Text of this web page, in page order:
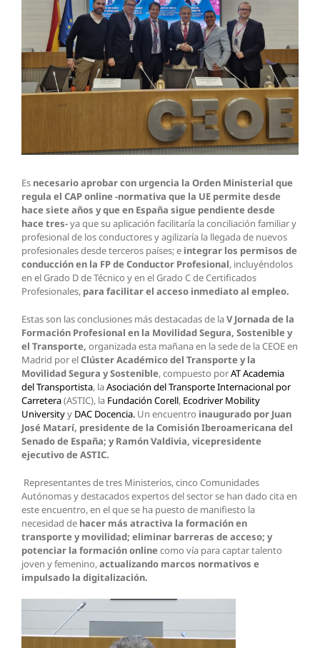
Es necesario aprobar con urgencia la Orden Ministerial que
regula el CAP online -normativa que la UE permite desde
hace siete años y que en España sigue pendiente desde
hace tres-ya que su aplicación facilitaría la conciliación familiar y
profesional de los conductores y agilizaría la llegada de nuevos
profesionales desde terceros países; e integrar los permisos de
conducción en la FP de Conductor Profesional, incluyéndolos
en el Grado D de Técnico y en el Grado C de Certificados
Profesionales, para facilitar el acceso inmediato al empleo.
Estas son las conclusiones más destacadas de laV Jornada de la
Formación Profesional en la Movilidad Segura, Sostenible y
el Transporte, organizada esta mañana en la sede de la CEOE en
Madrid por elClúster Académico del Transporte y la
Movilidad Segura y Sostenible, compuesto porAT Academia
del Transportista, laAsociación del Transporte Internacional por
Carretera(ASTIC), la Fundación Corell, Ecodriver Mobility
Universityy DAC Docencia. Un encuentro inaugurado por Juan
José Matarí, presidente de la Comisión Iberoamericana del
Senado de España; y Ramón Valdivia, vicepresidente
ejecutivo de ASTIC.
Representantes de tres Ministerios, cinco Comunidades
Autónomas y destacados expertos del sector se han dado cita en
este encuentro, en el que se ha puesto de manifiesto la
necesidad de hacer más atractiva la formación en
transporte y movilidad; eliminar barreras de acceso; y
potenciar la formación online como vía para captar talento
joven y femenino,actualizando marcos normativos e
impulsado la digitalización.